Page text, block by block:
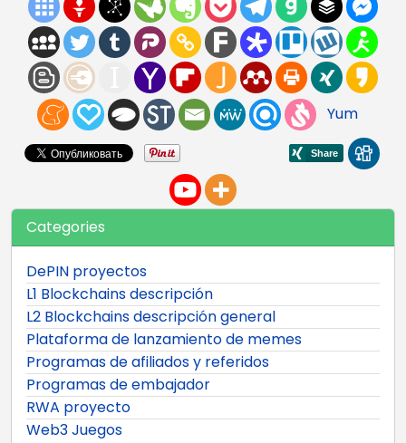
Yum
Categories
DePIN proyectos
L1 Blockchains descripción
L2 Blockchains descripción general
Plataforma de lanzamiento de memes
Programas de afiliados y referidos
Programas de embajador
RWA proyecto
Web3 Juegos